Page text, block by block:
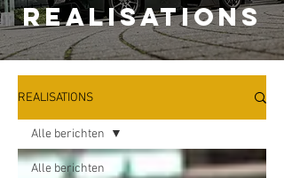
REALISATIONS
REALISATIONS
Alle berichten
Alle berichten